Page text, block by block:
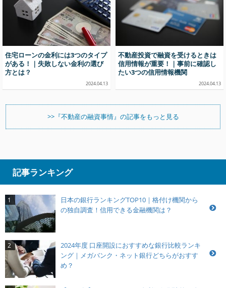
住宅ローンの金利には3つのタイプ
がある！｜失敗しない金利の選び
方とは？
2024.04.13
不動産投資で融資を受けるときは
信用情報が重要！｜事前に確認し
たい3つの信用情報機関
2024.04.13
>>『不動産の融資事情』の記事をもっと見る
記事ランキング
1
日本の銀行ランキングTOP10｜格付け機関から
の独自調査！信用できる金融機関は？
2
2024年度 口座開設におすすめな銀行比較ランキ
ング｜メガバンク・ネット銀行どちらがおすす
め？